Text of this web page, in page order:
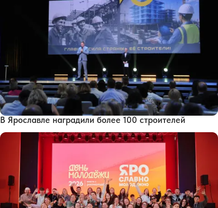
В Ярославле наградили более 100 строителей